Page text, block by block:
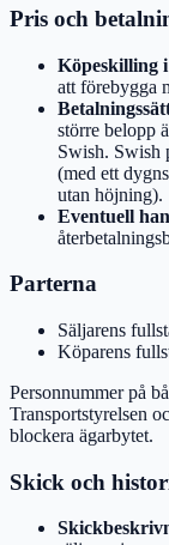
Pris och
Köpeskilling
att förebygga
större belopp
Swish. Swish
(med ett
utan höjning).
Eventuell
Parterna
Säljarens
Köparens
Personnummer på
Transportstyrelsen
blockera ägarbytet.
Skick och